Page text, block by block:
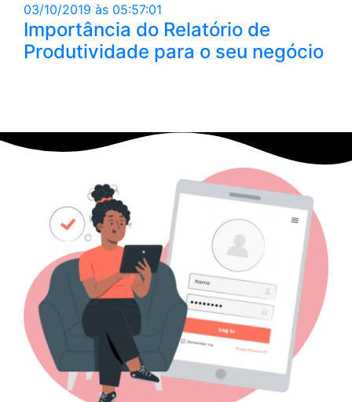
03/10/2019 às 05:57:01
Importância do Relatório de
Produtividade para o seu negócio